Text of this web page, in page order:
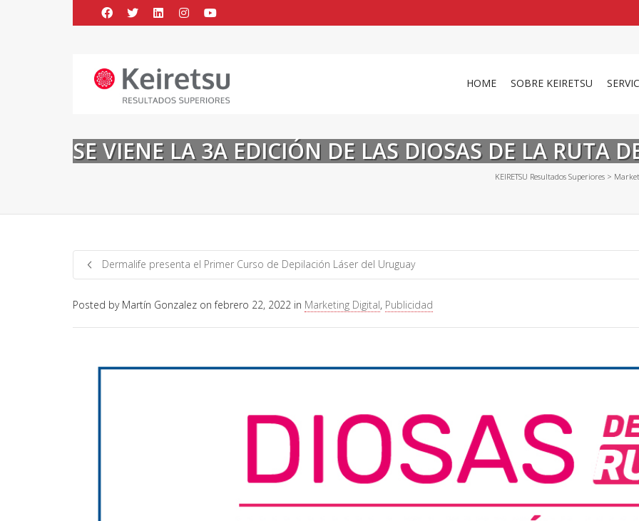
HOME SOBRE KEIRETSU
SE VIENE LA 3A EDICIÓN DE LAS DIOSAS DE LA RUTA
KEIRETSU Resultados Superiores >
Dermalife presenta el Primer Curso de Depilación Láser del Uruguay
Posted by Martín Gonzalez onfebrero 22, 2022 in Marketing Digital, Publicidad